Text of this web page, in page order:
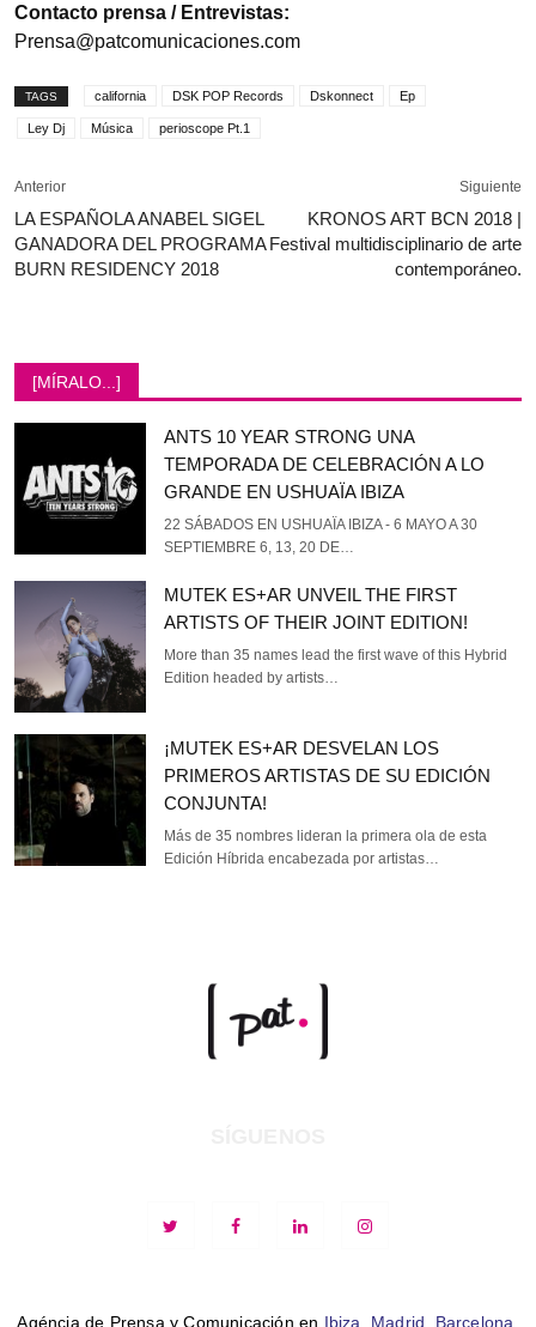
Contacto prensa / Entrevistas:
Prensa@patcomunicaciones.com
TAGS california DSK POP Records Dskonnect Ep
Ley Dj Música perioscope Pt.1
Anterior
LA ESPAÑOLA ANABEL SIGEL
GANADORA DEL PROGRAMA
BURN RESIDENCY 2018
Siguiente
KRONOS ART BCN 2018 |
Festival multidisciplinario de arte
contemporáneo.
[MÍRALO...]
ANTS 10 YEAR STRONG UNA
TEMPORADA DE CELEBRACIÓN A LO
GRANDE EN USHUAÏA IBIZA
22 SÁBADOS EN USHUAÏA IBIZA - 6 MAYO A 30
SEPTIEMBRE 6, 13, 20 DE…
MUTEK ES+AR UNVEIL THE FIRST
ARTISTS OF THEIR JOINT EDITION!
More than 35 names lead the first wave of this Hybrid
Edition headed by artists…
¡MUTEK ES+AR DESVELAN LOS
PRIMEROS ARTISTAS DE SU EDICIÓN
CONJUNTA!
Más de 35 nombres lideran la primera ola de esta
Edición Híbrida encabezada por artistas…
Agéncia de Prensa y Comunicación en Ibiza Madrid Barcelona